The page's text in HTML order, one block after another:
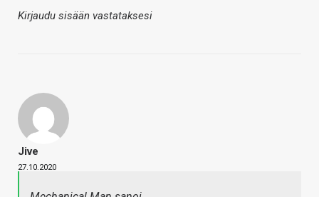
Kirjaudu sisään vastataksesi
Jive
27.10.2020